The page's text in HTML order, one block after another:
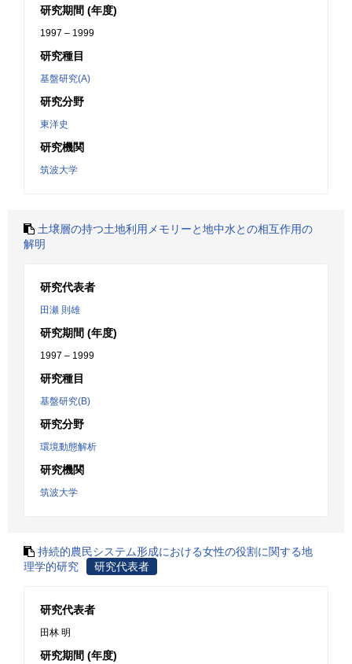
研究期間 (年度)
1997 – 1999
研究種目
基盤研究(A)
研究分野
東洋史
研究機関
筑波大学
土壌層の持つ土地利用メモリーと地中水との相互作用の
解明
研究代表者
田瀬 則雄
研究期間 (年度)
1997 – 1999
研究種目
基盤研究(B)
研究分野
環境動態解析
研究機関
筑波大学
持続的農民システム形成における女性の役割に関する地
理学的研究
研究代表者
研究代表者
田林 明
研究期間 (年度)